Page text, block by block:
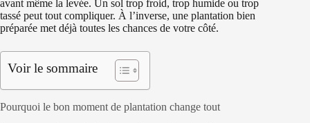
avant même la levée. Un sol trop froid, trop humide ou trop
tassé peut tout compliquer. À l’inverse, une plantation bien
préparée met déjà toutes les chances de votre côté.
Voir le sommaire
Pourquoi le bon moment de plantation change tout